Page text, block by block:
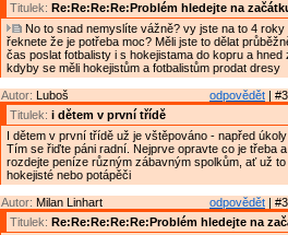
Titulek: Re:Re:Re:Re:Problém hledejte na
No to snad nemyslíte vážně? vy jste na to 4 roky
řeknete že je potřeba moc? Měli jste to dělat
čas poslat fotbalisty i s hokejistama do kopru a hned
kdyby se měli hokejistům a fotbalistům prodat dresy
odpovědět |
Autor: Luboš
Titulek: i dětem v první třídě
I dětem v první třídě už je vštěpováno - napřed
Tím se řiďte páni radní. Nejprve opravte co je třeba
rozdejte peníze různým zábavným spolkům, ať už to
hokejisté nebo potápěči
odpovědět |
Autor: Milan Linhart
Titulek: Re:Re:Re:Re:Re:Problém hledejte na